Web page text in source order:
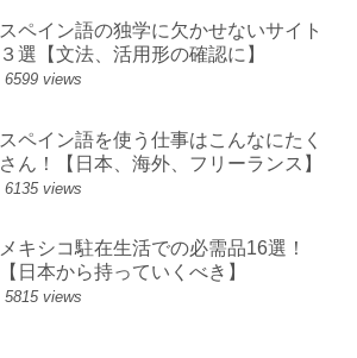
スペイン語の独学に欠かせないサイト
３選【文法、活用形の確認に】
6599 views
スペイン語を使う仕事はこんなにたく
さん！【日本、海外、フリーランス】
6135 views
メキシコ駐在生活での必需品16選！
【日本から持っていくべき】
5815 views